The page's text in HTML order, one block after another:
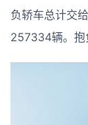
负轿车总计交
257334辆。抱